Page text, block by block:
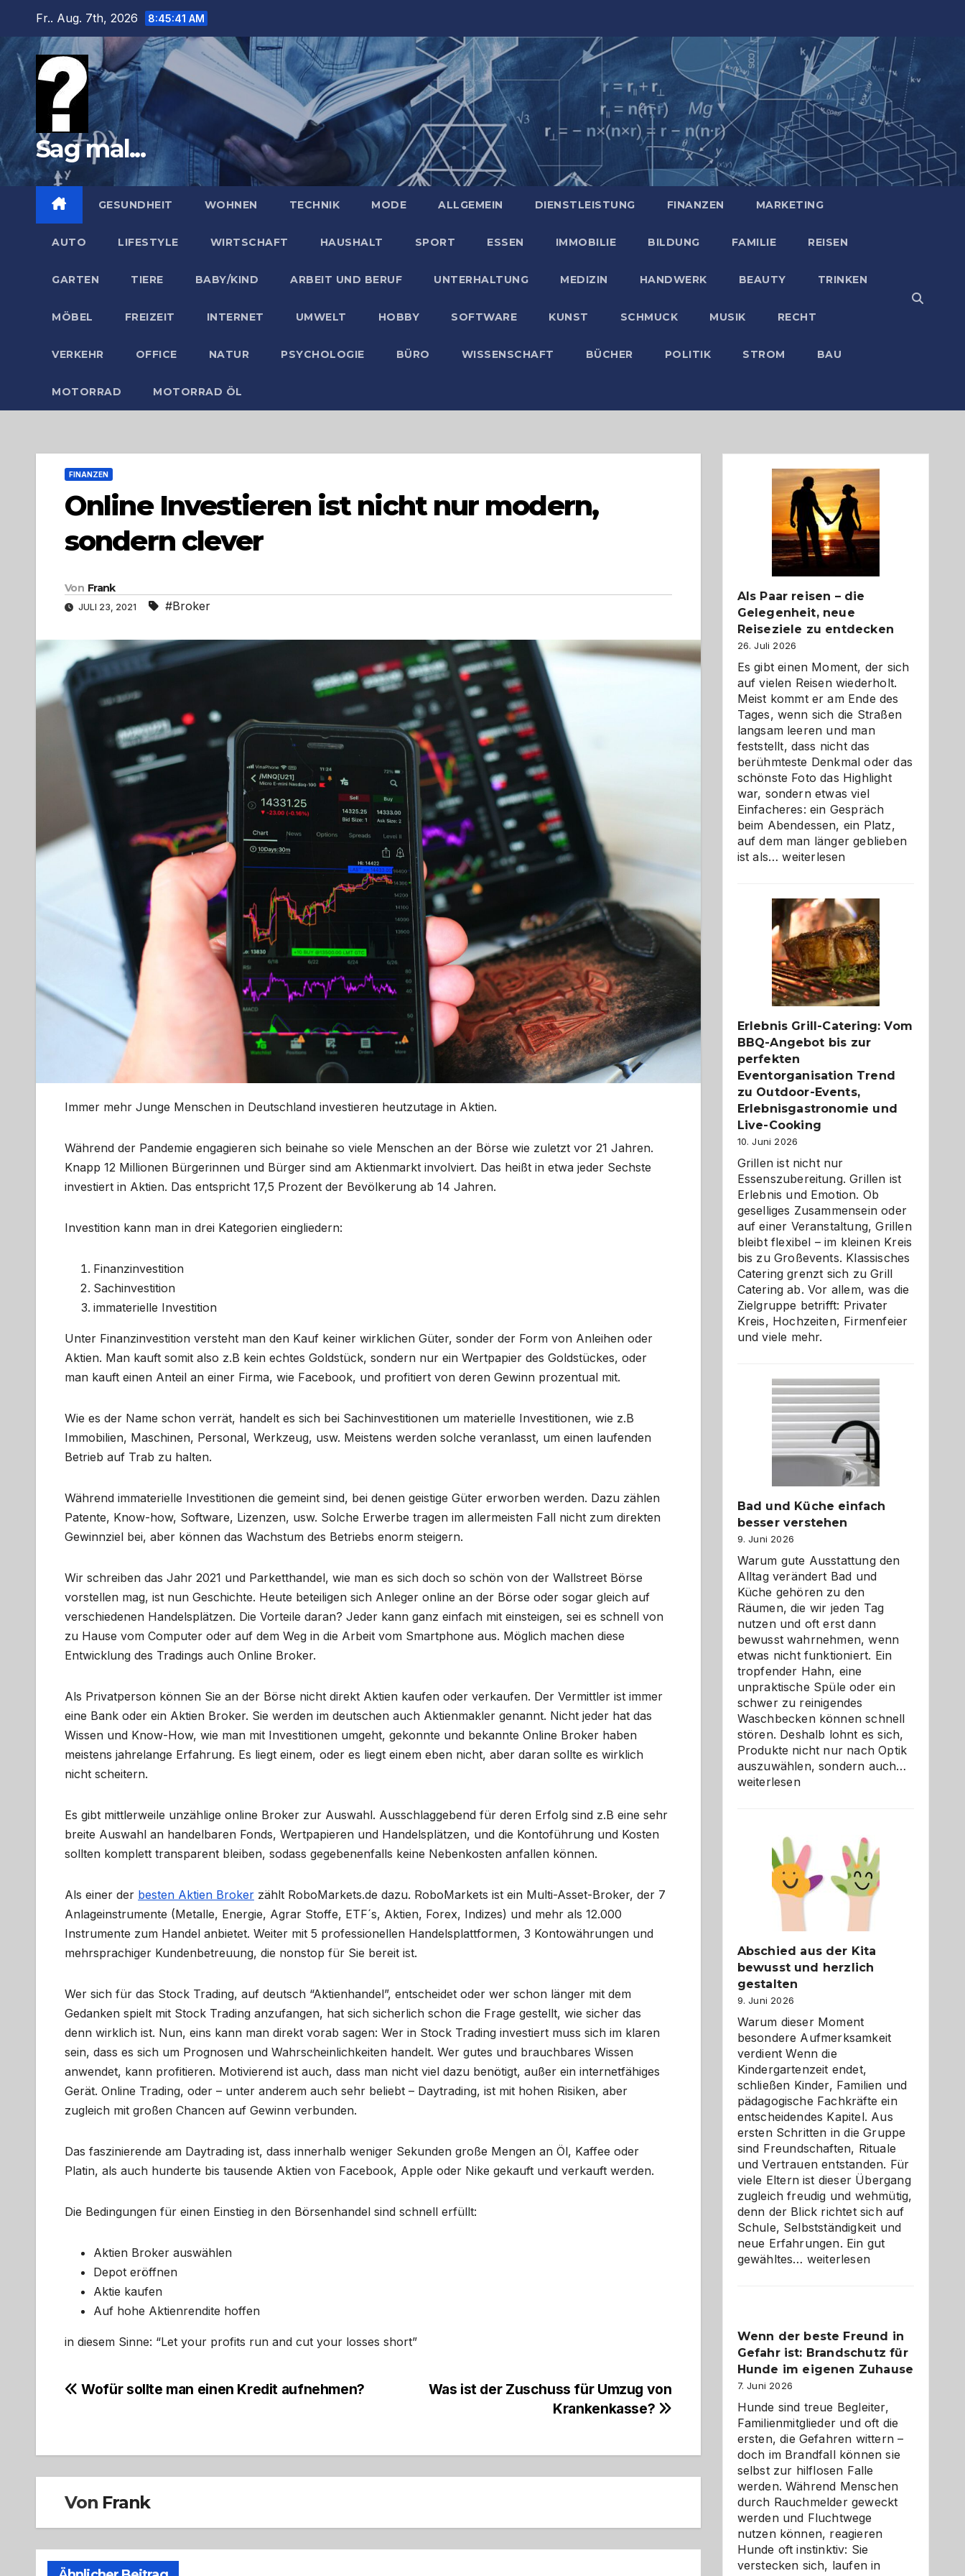
springen
Fr.. Aug. 7th, 2026 8:45:42 AM
Sag mal...
GESUNDHEIT WOHNEN TECHNIK MODE ALLGEMEIN DIENSTLEISTUNG FINANZEN MARKETING
AUTO LIFESTYLE WIRTSCHAFT HAUSHALT SPORT ESSEN IMMOBILIE BILDUNG FAMILIE REISEN
GARTEN TIERE BABY/KIND ARBEIT UND BERUF UNTERHALTUNG MEDIZIN HANDWERK BEAUTY TRINKEN
MÖBEL FREIZEIT INTERNET UMWELT HOBBY SOFTWARE KUNST SCHMUCK MUSIK RECHT
VERKEHR OFFICE NATUR PSYCHOLOGIE BÜRO WISSENSCHAFT BÜCHER POLITIK STROM BAU
MOTORRAD MOTORRAD ÖL
FINANZEN
Online Investieren ist nicht nur modern,
sondern clever
Von Frank
JULI 23, 2021 #Broker
Immer mehr Junge Menschen in Deutschland investieren heutzutage in Aktien.
Während der Pandemie engagieren sich beinahe so viele Menschen an der Börse wie zuletzt vor 21 Jahren.
Knapp 12 Millionen Bürgerinnen und Bürger sind am Aktienmarkt involviert. Das heißt in etwa jeder Sechste
investiert in Aktien. Das entspricht 17,5 Prozent der Bevölkerung ab 14 Jahren.
Investition kann man in drei Kategorien eingliedern:
Finanzinvestition
Sachinvestition
immaterielle Investition
Unter Finanzinvestition versteht man den Kauf keiner wirklichen Güter, sonder der Form von Anleihen oder
Aktien. Man kauft somit also z.B kein echtes Goldstück, sondern nur ein Wertpapier des Goldstückes, oder
man kauft einen Anteil an einer Firma, wie Facebook, und profitiert von deren Gewinn prozentual mit.
Wie es der Name schon verrät, handelt es sich bei Sachinvestitionen um materielle Investitionen, wie z.B
Immobilien, Maschinen, Personal, Werkzeug, usw. Meistens werden solche veranlasst, um einen laufenden
Betrieb auf Trab zu halten.
Während immaterielle Investitionen die gemeint sind, bei denen geistige Güter erworben werden. Dazu zählen
Patente, Know-how, Software, Lizenzen, usw. Solche Erwerbe tragen im allermeisten Fall nicht zum direkten
Gewinnziel bei, aber können das Wachstum des Betriebs enorm steigern.
Wir schreiben das Jahr 2021 und Parketthandel, wie man es sich doch so schön von der Wallstreet Börse
vorstellen mag, ist nun Geschichte. Heute beteiligen sich Anleger online an der Börse oder sogar gleich auf
verschiedenen Handelsplätzen. Die Vorteile daran? Jeder kann ganz einfach mit einsteigen, sei es schnell von
zu Hause vom Computer oder auf dem Weg in die Arbeit vom Smartphone aus. Möglich machen diese
Entwicklung des Tradings auch Online Broker.
Als Privatperson können Sie an der Börse nicht direkt Aktien kaufen oder verkaufen. Der Vermittler ist immer
eine Bank oder ein Aktien Broker. Sie werden im deutschen auch Aktienmakler genannt. Nicht jeder hat das
Wissen und Know-How, wie man mit Investitionen umgeht, gekonnte und bekannte Online Broker haben
meistens jahrelange Erfahrung. Es liegt einem, oder es liegt einem eben nicht, aber daran sollte es wirklich
nicht scheitern.
Es gibt mittlerweile unzählige online Broker zur Auswahl. Ausschlaggebend für deren Erfolg sind z.B eine sehr
breite Auswahl an handelbaren Fonds, Wertpapieren und Handelsplätzen, und die Kontoführung und Kosten
sollten komplett transparent bleiben, sodass gegebenenfalls keine Nebenkosten anfallen können.
Als einer der besten Aktien Broker zählt RoboMarkets.de dazu. RoboMarkets ist ein Multi-Asset-Broker, der 7
Anlageinstrumente (Metalle, Energie, Agrar Stoffe, ETF´s, Aktien, Forex, Indizes) und mehr als 12.000
Instrumente zum Handel anbietet. Weiter mit 5 professionellen Handelsplattformen, 3 Kontowährungen und
mehrsprachiger Kundenbetreuung, die nonstop für Sie bereit ist.
Wer sich für das Stock Trading, auf deutsch “Aktienhandel”, entscheidet oder wer schon länger mit dem
Gedanken spielt mit Stock Trading anzufangen, hat sich sicherlich schon die Frage gestellt, wie sicher das
denn wirklich ist. Nun, eins kann man direkt vorab sagen: Wer in Stock Trading investiert muss sich im klaren
sein, dass es sich um Prognosen und Wahrscheinlichkeiten handelt. Wer gutes und brauchbares Wissen
anwendet, kann profitieren. Motivierend ist auch, dass man nicht viel dazu benötigt, außer ein internetfähiges
Gerät. Online Trading, oder – unter anderem auch sehr beliebt – Daytrading, ist mit hohen Risiken, aber
zugleich mit großen Chancen auf Gewinn verbunden.
Das faszinierende am Daytrading ist, dass innerhalb weniger Sekunden große Mengen an Öl, Kaffee oder
Platin, als auch hunderte bis tausende Aktien von Facebook, Apple oder Nike gekauft und verkauft werden.
Die Bedingungen für einen Einstieg in den Börsenhandel sind schnell erfüllt:
Aktien Broker auswählen
Depot eröffnen
Aktie kaufen
Auf hohe Aktienrendite hoffen
in diesem Sinne: “Let your profits run and cut your losses short”
Beitragsnavigation
Was ist der Zuschuss für Umzug von
Krankenkasse?
Wofür sollte man einen Kredit aufnehmen?
Von Frank
Als Paar reisen – die
Gelegenheit, neue
Reiseziele zu entdecken
26. Juli 2026
Es gibt einen Moment, der sich
auf vielen Reisen wiederholt.
Meist kommt er am Ende des
Tages, wenn sich die Straßen
langsam leeren und man
feststellt, dass nicht das
berühmteste Denkmal oder das
schönste Foto das Highlight
war, sondern etwas viel
Einfacheres: ein Gespräch
beim Abendessen, ein Platz,
auf dem man länger geblieben
ist als…Als
die
Gelegenheit,
neue
Reiseziele
zu
entdecken
weiterlesen
Erlebnis Grill-Catering: Vom
BBQ-Angebot bis zur
perfekten
Eventorganisation Trend
zu Outdoor-Events,
Erlebnisgastronomie und
Live-Cooking
10. Juni 2026
Grillen ist nicht nur
Essenszubereitung. Grillen ist
Erlebnis und Emotion. Ob
geselliges Zusammensein oder
auf einer Veranstaltung, Grillen
bleibt flexibel – im kleinen Kreis
bis zu Großevents. Klassisches
Catering grenzt sich zu Grill
Catering ab. Vor allem, was die
Zielgruppe betrifft: Privater
Kreis, Hochzeiten, Firmenfeier
und viele mehr.
Bad und Küche einfach
besser verstehen
9. Juni 2026
Warum gute Ausstattung den
Alltag verändert Bad und
Küche gehören zu den
Räumen, die wir jeden Tag
nutzen und oft erst dann
bewusst wahrnehmen, wenn
etwas nicht funktioniert. Ein
tropfender Hahn, eine
unpraktische Spüle oder ein
schwer zu reinigendes
Waschbecken können schnell
stören. Deshalb lohnt es sich,
Produkte nicht nur nach Optik
auszuwählen, sondern auch…
weiterlesen
Abschied aus der Kita
bewusst und herzlich
gestalten
9. Juni 2026
Warum dieser Moment
besondere Aufmerksamkeit
verdient Wenn die
Kindergartenzeit endet,
schließen Kinder, Familien und
pädagogische Fachkräfte ein
entscheidendes Kapitel. Aus
ersten Schritten in die Gruppe
sind Freundschaften, Rituale
und Vertrauen entstanden. Für
viele Eltern ist dieser Übergang
zugleich freudig und wehmütig,
denn der Blick richtet sich auf
Schule, Selbstständigkeit und
neue Erfahrungen. Ein gut
gewähltes… Abschied
und
herzlich
gestalten
weiterlesen
Wenn der beste Freund in
Gefahr ist: Brandschutz für
Hunde im eigenen Zuhause
7. Juni 2026
Hunde sind treue Begleiter,
Familienmitglieder und oft die
ersten, die Gefahren wittern –
doch im Brandfall können sie
selbst zur hilflosen Falle
werden. Während Menschen
durch Rauchmelder geweckt
werden und Fluchtwege
nutzen können, reagieren
Hunde oft instinktiv: Sie
verstecken sich, laufen in